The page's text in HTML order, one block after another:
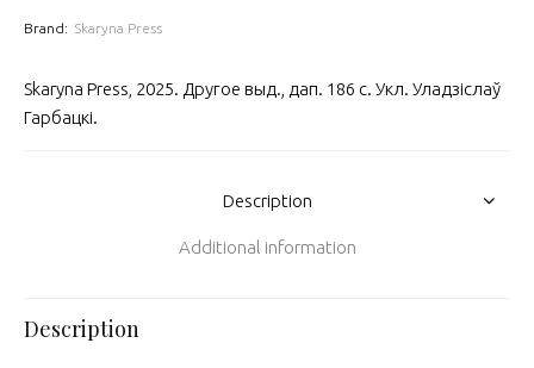
Skaryna Press, 2025. Другое выд., дап. 186 с. Укл. Уладзіслаў
Гарбацкі.
Brand: Skaryna Press
Description
Additional information
Description